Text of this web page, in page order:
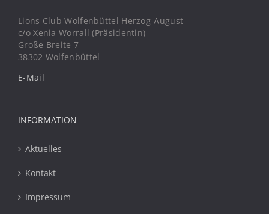
Lions Club Wolfenbüttel Herzog-August
c/o Xenia Worrall (Präsidentin)
Große Breite 7
38302 Wolfenbüttel
E-Mail
INFORMATION
Aktuelles
Kontakt
Impressum